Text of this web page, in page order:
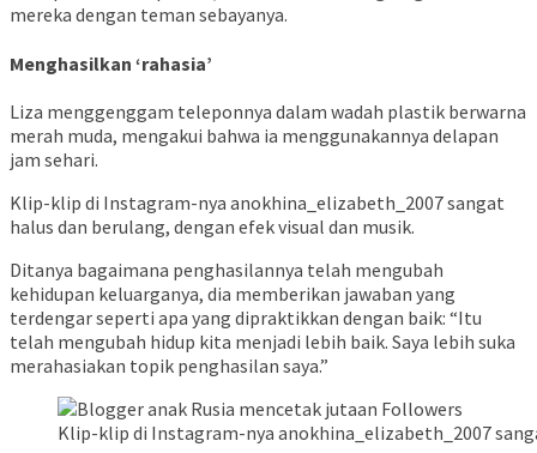
mereka dengan teman sebayanya.
Menghasilkan ‘rahasia’
Liza menggenggam teleponnya dalam wadah plastik berwarna
merah muda, mengakui bahwa ia menggunakannya delapan
jam sehari.
Klip-klip di Instagram-nya anokhina_elizabeth_2007 sangat
halus dan berulang, dengan efek visual dan musik.
Ditanya bagaimana penghasilannya telah mengubah
kehidupan keluarganya, dia memberikan jawaban yang
terdengar seperti apa yang dipraktikkan dengan baik: “Itu
telah mengubah hidup kita menjadi lebih baik. Saya lebih suka
merahasiakan topik penghasilan saya.”
Klip-klip di Instagram-nya anokhina_elizabeth_2007